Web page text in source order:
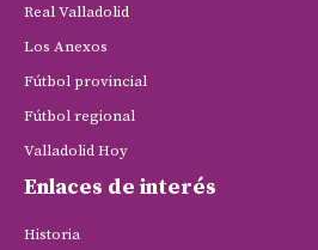
Real Valladolid
Los Anexos
Fútbol provincial
Fútbol regional
Valladolid Hoy
Enlaces de interés
Historia